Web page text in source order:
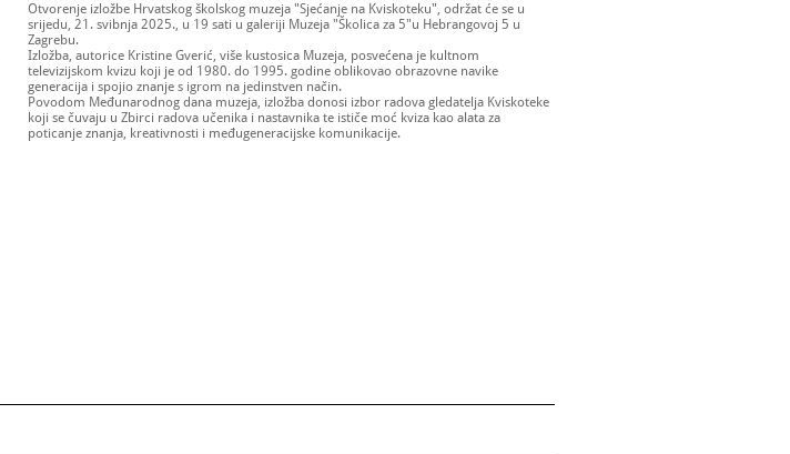
Otvorenje izložbe Hrvatskog školskog muzeja "Sjećanje na Kviskoteku", održat će se u
srijedu, 21. svibnja 2025., u 19 sati u galeriji Muzeja "Školica za 5"u Hebrangovoj 5 u
Zagrebu.
Izložba, autorice Kristine Gverić, više kustosica Muzeja, posvećena je kultnom
televizijskom kvizu koji je od 1980. do 1995. godine oblikovao obrazovne navike
generacija i spojio znanje s igrom na jedinstven način.
Povodom Međunarodnog dana muzeja, izložba donosi izbor radova gledatelja Kviskoteke
koji se čuvaju u Zbirci radova učenika i nastavnika te ističe moć kviza kao alata za
poticanje znanja, kreativnosti i međugeneracijske komunikacije.